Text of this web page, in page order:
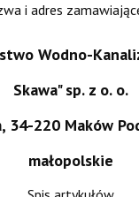
i adres
Wodno-
Skawa" sp. z o. o.
34-220 Maków
małopolskie